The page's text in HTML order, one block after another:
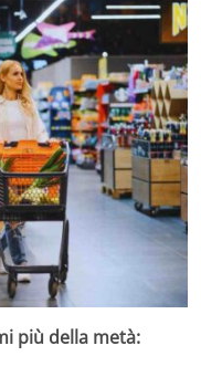
più della metà: